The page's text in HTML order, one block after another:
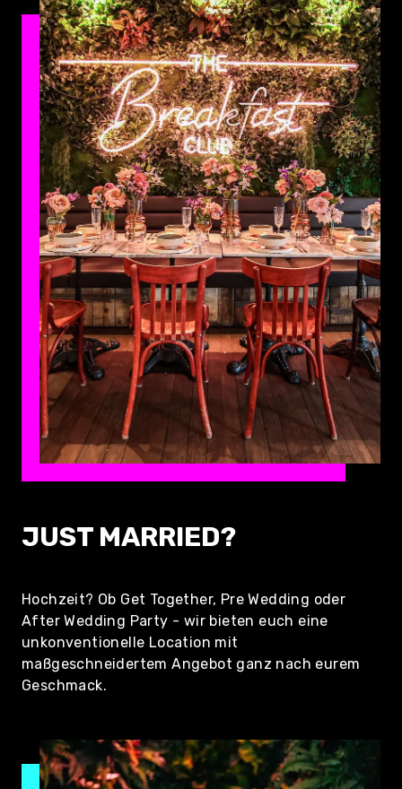
JUST MARRIED?
Hochzeit? Ob Get Together, Pre Wedding oder
After Wedding Party - wir bieten euch eine
unkonventionelle Location mit
maßgeschneidertem Angebot ganz nach eurem
Geschmack.